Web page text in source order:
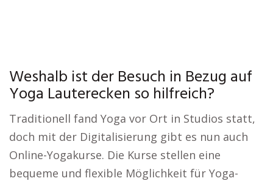
Weshalb ist der Besuch in Bezug auf
Yoga Lauterecken so hilfreich?
Traditionell fand Yoga vor Ort in Studios statt,
doch mit der Digitalisierung gibt es nun auch
Online-Yogakurse. Die Kurse stellen eine
bequeme und flexible Möglichkeit für Yoga-